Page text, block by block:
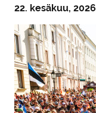
22. kesäkuu, 2026